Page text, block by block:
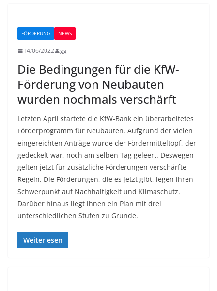
FÖRDERUNG NEWS
14/06/2022 gg
Die Bedingungen für die KfW-
Förderung von Neubauten
wurden nochmals verschärft
Letzten April startete die KfW-Bank ein überarbeitetes
Förderprogramm für Neubauten. Aufgrund der vielen
eingereichten Anträge wurde der Fördermitteltopf, der
gedeckelt war, noch am selben Tag geleert. Deswegen
gelten jetzt für zusätzliche Förderungen verschärfte
Regeln. Die Förderungen, die es jetzt gibt, legen ihren
Schwerpunkt auf Nachhaltigkeit und Klimaschutz.
Darüber hinaus liegt ihnen ein Plan mit drei
unterschiedlichen Stufen zu Grunde.
Weiterlesen